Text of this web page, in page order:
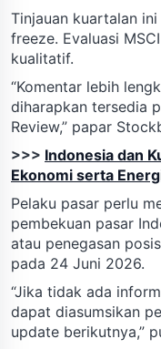
Tinjauan kuartalan
freeze. Evaluasi
kualitatif.
“Komentar lebih
diharapkan tersedia
Review,” papar
>>> Indonesia dan
Ekonomi serta
Pelaku pasar perlu
pembekuan pasar
atau penegasan
pada 24 Juni 2026.
“Jika tidak ada
dapat diasumsikan
update berikutnya,”